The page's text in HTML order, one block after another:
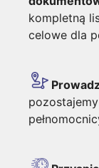
kompletną
celowe dla